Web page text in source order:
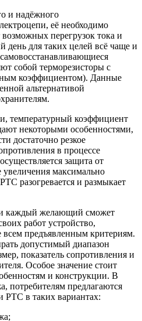
и надёжного
её необходимо
перегрузок тока и
для таких целей всё чаще и
собой терморезисторы с
коэффициентом). Данные
альтернативой
температурный коэффициент
некоторыми особенностями,
достаточно резкое
в процессе
защита от
увеличения максимально
разогревается и размыкает
каждый желающий сможет
работ устройство,
предъявленным критериям.
допустимый диапазон
показатель сопротивления и
Особое значение стоит
и конструкции. В
потребителям предлагаются
РТС в таких вариантах: